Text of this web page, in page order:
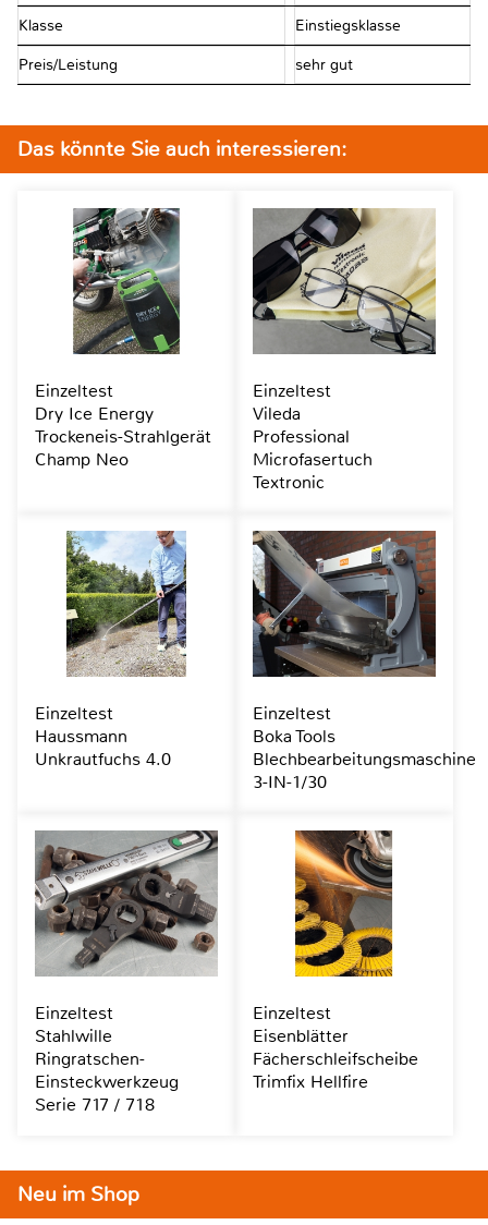
Klasse Einstiegsklasse
Preis/Leistung sehr gut
Neu im Shop
Das könnte Sie auch interessieren:
Einzeltest
Dry Ice Energy
Trockeneis-Strahlgerät
Champ Neo
Einzeltest
Vileda
Professional
Microfasertuch
Textronic
Einzeltest
Haussmann
Unkrautfuchs 4.0
Einzeltest
Boka Tools
Blechbearbeitungsmaschine
3-IN-1/30
Einzeltest
Stahlwille
Ringratschen-
Einsteckwerkzeug
Serie 717 / 718
Einzeltest
Eisenblätter
Fächerschleifscheibe
Trimfix Hellfire